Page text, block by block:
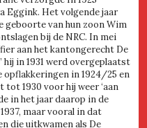
Eggink. Het volgende jaar
geboorte van hun zoon Wim
bij de NRC. In mei
aan het kantongerecht De
hij in 1931 werd overgeplaatst
opflakkeringen in 1924/25 en
tot 1930 voor hij weer ‘aan
in het jaar daarop in de
maar vooral in dat
die uitkwamen als De